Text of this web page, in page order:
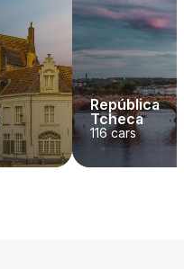
República
Tcheca
116cars